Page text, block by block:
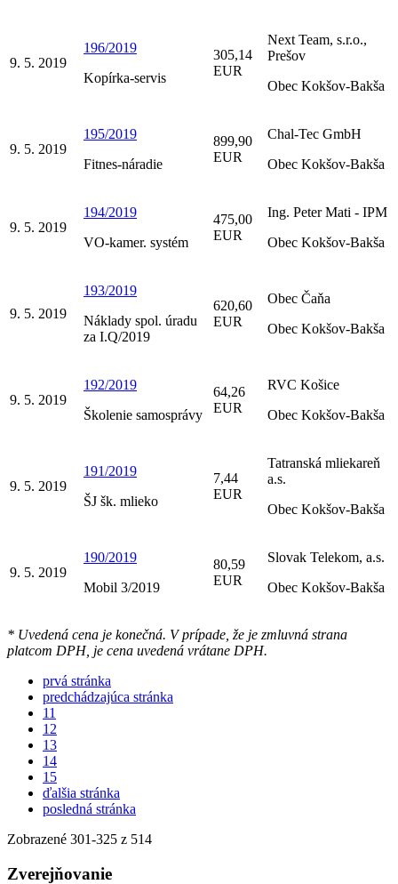
9. 5. 2019
196/2019
Kopírka-servis
305,14
EUR
Next Team, s.r.o.,
Prešov
Obec Kokšov-Bakša
9. 5. 2019
195/2019
Fitnes-náradie
899,90
EUR
Chal-Tec GmbH
Obec Kokšov-Bakša
9. 5. 2019
194/2019
VO-kamer. systém
475,00
EUR
Ing. Peter Mati - IPM
Obec Kokšov-Bakša
9. 5. 2019
193/2019
Náklady spol. úradu
za I.Q/2019
620,60
EUR
Obec Čaňa
Obec Kokšov-Bakša
9. 5. 2019
192/2019
Školenie samosprávy
64,26
EUR
RVC Košice
Obec Kokšov-Bakša
9. 5. 2019
191/2019
ŠJ šk. mlieko
7,44
EUR
Tatranská mliekareň
a.s.
Obec Kokšov-Bakša
9. 5. 2019
190/2019
Mobil 3/2019
80,59
EUR
Slovak Telekom, a.s.
Obec Kokšov-Bakša
* Uvedená cena je konečná. V prípade, že je zmluvná strana
platcom DPH, je cena uvedená vrátane DPH.
prvá stránka
predchádzajúca stránka
11
12
13
14
15
ďalšia stránka
posledná stránka
Zobrazené 301-325 z 514
Zverejňovanie